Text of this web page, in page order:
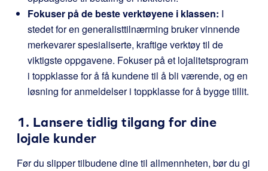
Fokuser på de beste verktøyene i klassen: I
stedet for en generalisttilnærming bruker vinnende
merkevarer spesialiserte, kraftige verktøy til de
viktigste oppgavene. Fokuser på et lojalitetsprogram
i toppklasse for å få kundene til å bli værende, og en
løsning for anmeldelser i toppklasse for å bygge tillit.
1. Lansere tidlig tilgang for dine
lojale kunder
Før du slipper tilbudene dine til allmennheten, bør du gi